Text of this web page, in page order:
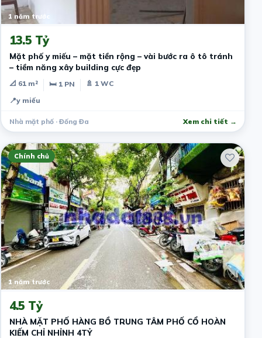
1 năm trước
13.5 Tỷ
Mặt phố y miếu – mặt tiền rộng – vài bước ra ô tô tránh
– tiềm năng xây building cực đẹp
📐 61 m² 🛏 1 PN
🚿 1 WC
📍y miếu
Nhà mặt phố · Đống Đa Xem chi tiết →
Chính chủ
1 năm trước
4.5 Tỷ
NHÀ MẶT PHỐ HÀNG BỒ TRUNG TÂM PHỐ CỔ HOÀN
KIẾM CHỈ NHỈNH 4TỶ